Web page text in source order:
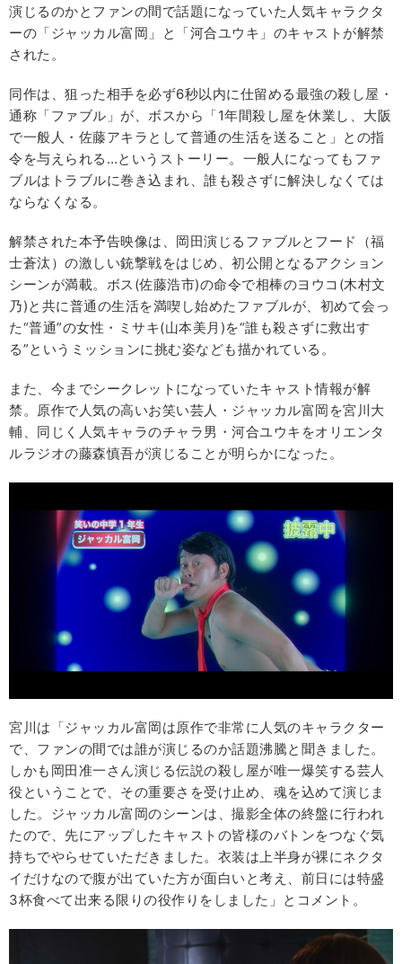
演じるのかとファンの間で話題になっていた人気キャラクタ
ーの「ジャッカル富岡」と「河合ユウキ」のキャストが解禁
された。
同作は、狙った相手を必ず6秒以内に仕留める最強の殺し屋・
通称「ファブル」が、ボスから「1年間殺し屋を休業し、大阪
で一般人・佐藤アキラとして普通の生活を送ること」との指
令を与えられる…というストーリー。一般人になってもファ
ブルはトラブルに巻き込まれ、誰も殺さずに解決しなくては
ならなくなる。
解禁された本予告映像は、岡田演じるファブルとフード（福
士蒼汰）の激しい銃撃戦をはじめ、初公開となるアクション
シーンが満載。ボス(佐藤浩市)の命令で相棒のヨウコ(木村文
乃)と共に普通の生活を満喫し始めたファブルが、初めて会っ
た“普通”の女性・ミサキ(山本美月)を“誰も殺さずに救出す
る”というミッションに挑む姿なども描かれている。
また、今までシークレットになっていたキャスト情報が解
禁。原作で人気の高いお笑い芸人・ジャッカル富岡を宮川大
輔、同じく人気キャラのチャラ男・河合ユウキをオリエンタ
ルラジオの藤森慎吾が演じることが明らかになった。
宮川は「ジャッカル富岡は原作で非常に人気のキャラクター
で、ファンの間では誰が演じるのか話題沸騰と聞きました。
しかも岡田准一さん演じる伝説の殺し屋が唯一爆笑する芸人
役ということで、その重要さを受け止め、魂を込めて演じま
した。ジャッカル富岡のシーンは、撮影全体の終盤に行われ
たので、先にアップしたキャストの皆様のバトンをつなぐ気
持ちでやらせていただきました。衣装は上半身が裸にネクタ
イだけなので腹が出ていた方が面白いと考え、前日には特盛
3杯食べて出来る限りの役作りをしました」とコメント。